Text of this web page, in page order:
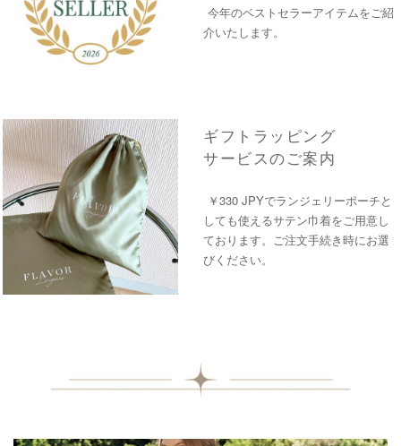
今年のベストセラーアイテムをご紹
介いたします。
ギフトラッピング
サービスのご案内
￥330 JPYでランジェリーポーチと
しても使えるサテン巾着をご用意し
ております。ご注文手続き時にお選
びください。